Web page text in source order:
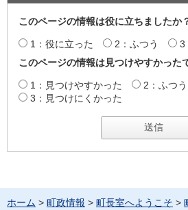
このページの情報は役に立ちましたか
1：役に立った 2：ふつう
3
このページの情報は見つけやすかった
1：見つけやすかった
2：ふつう
3：見つけにくかった
ホーム > 町政情報 > 町長室へようこそ >